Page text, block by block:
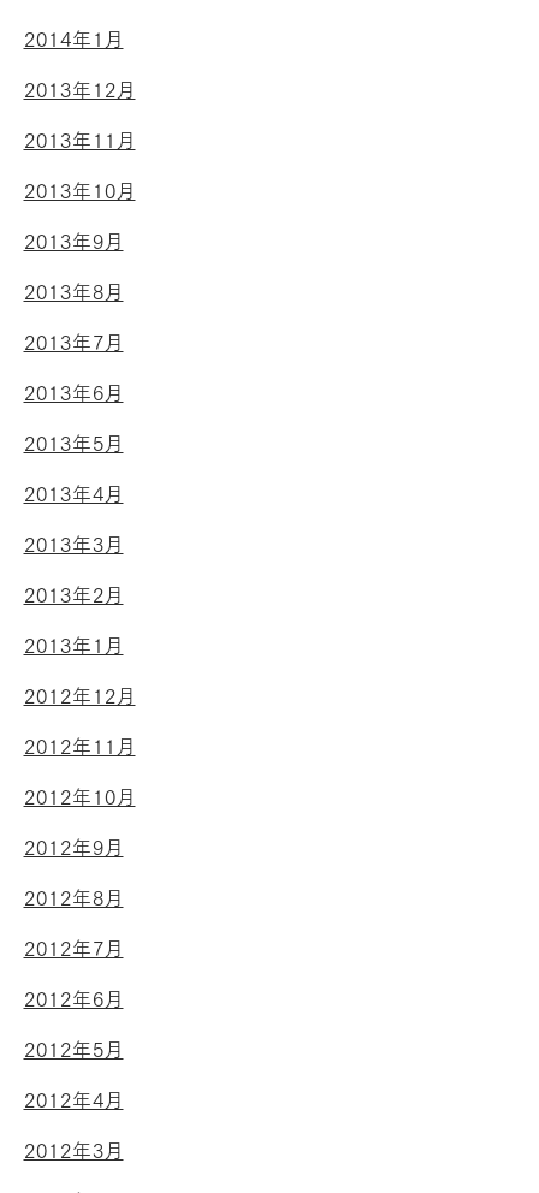
2014年1月
2013年12月
2013年11月
2013年10月
2013年9月
2013年8月
2013年7月
2013年6月
2013年5月
2013年4月
2013年3月
2013年2月
2013年1月
2012年12月
2012年11月
2012年10月
2012年9月
2012年8月
2012年7月
2012年6月
2012年5月
2012年4月
2012年3月